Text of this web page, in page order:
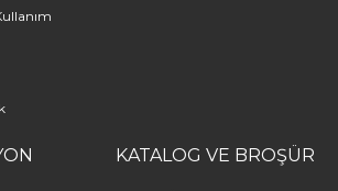
Aynası Seçimi:
Uygun En İyi
ModellerKATALOG VE BROŞÜR